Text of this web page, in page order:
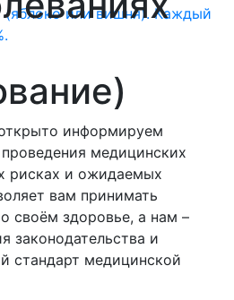
(яблоко или вишня). Каждый
информируем
медицинских
рисках и ожидаемых
вам принимать
своём здоровье, а нам –
законодательства и
стандарт медицинской